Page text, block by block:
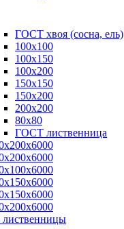
ГОСТ хвоя (сосна, ель)
100x100
100x150
100x200
150x150
150x200
200x200
80х80
ГОСТ лиственница
лиственницы